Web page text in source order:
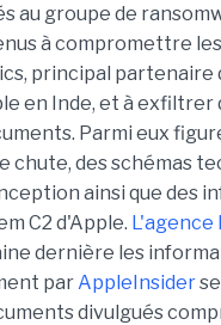
au groupe de
à compromettre
principal partenaire
en Inde, et à exfiltrer
Parmi eux
chute, des schémas
ainsi que des
C2 d'Apple. L'agence
dernière les
parAppleInsider
divulgués